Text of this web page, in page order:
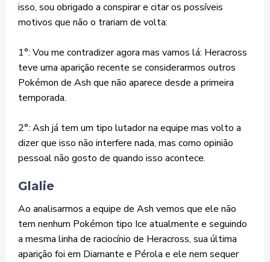
isso, sou obrigado a conspirar e citar os possíveis
motivos que não o trariam de volta:
1°: Vou me contradizer agora mas vamos lá: Heracross
teve uma aparição recente se considerarmos outros
Pokémon de Ash que não aparece desde a primeira
temporada.
2°: Ash já tem um tipo lutador na equipe mas volto a
dizer que isso não interfere nada, mas como opinião
pessoal não gosto de quando isso acontece.
Glalie
Ao analisarmos a equipe de Ash vemos que ele não
tem nenhum Pokémon tipo Ice atualmente e seguindo
a mesma linha de raciocínio de Heracross, sua última
aparição foi em Diamante e Pérola e ele nem sequer